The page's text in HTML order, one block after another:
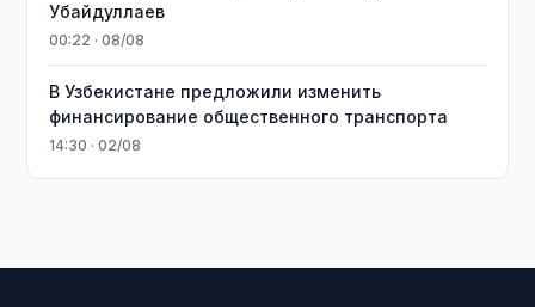
Убайдуллаев
00:22 · 08/08
В Узбекистане предложили изменить
финансирование общественного транспорта
14:30 · 02/08